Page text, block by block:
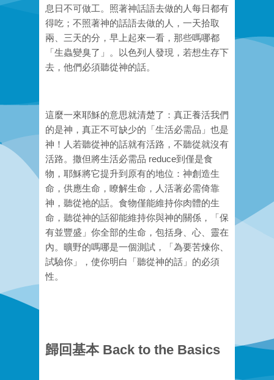
息日不可做工。照著神話語去做的人每日都有
得吃；不照著神的話語去做的人，一天拾取
兩、三天的分，早上起來一看，那些嗎哪都
「生蟲變臭了」。以色列人發現，若想生存下
去，他們必須聽從神的話。
這麼一來耶穌的意思就清楚了：真正養活我們
的是神，真正不可缺少的「生活必需品」也是
神！人若聽從神的話就有活路，不聽從就沒有
活路。撒但將生活必需品 reduce到僅是食
物，耶穌將它提升到原有的地位：神創造生
命，供應生命，瞭解生命，人活著必需倚靠
神，聽從祂的話。食物僅能維持你肉體的生
命，聽從神的話卻能維持你與神的關係，「保
有並豐盛」你全部的生命，包括身、心、靈在
內。曠野的嗎哪是一個測試，「為要苦煉你、
試驗你」，使你明白「聽從神的話」的必須
性。
歸回基本 Back to the Basics